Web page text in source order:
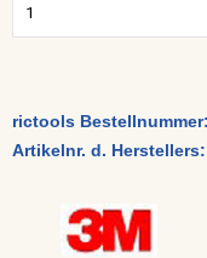
rictools Bestellnummer:
Artikelnr. d. Herstellers: